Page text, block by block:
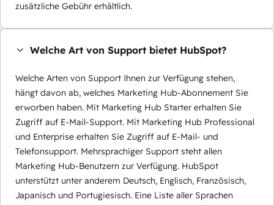
zusätzliche Gebühr erhältlich.
Welche Art von Support bietet HubSpot?
Welche Arten von Support Ihnen zur Verfügung stehen,
hängt davon ab, welches Marketing Hub-Abonnement Sie
erworben haben. Mit Marketing Hub Starter erhalten Sie
Zugriff auf E-Mail-Support. Mit Marketing Hub Professional
und Enterprise erhalten Sie Zugriff auf E-Mail- und
Telefonsupport. Mehrsprachiger Support steht allen
Marketing Hub-Benutzern zur Verfügung. HubSpot
unterstützt unter anderem Deutsch, Englisch, Französisch,
Japanisch und Portugiesisch. Eine Liste aller Sprachen